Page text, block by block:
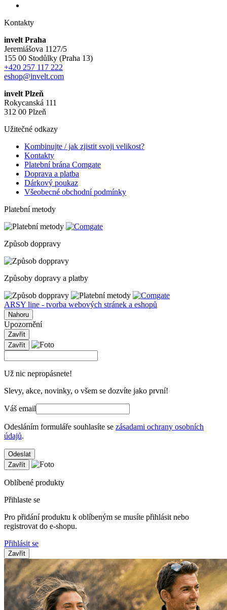
Kontakty
invelt Praha
Jeremiášova 1127/5
155 00 Stodůlky (Praha 13)
+420 257 117 222
eshop@invelt.com
invelt Plzeň
Rokycanská 111
312 00 Plzeň
Užitečné odkazy
Kombinujte / jak zjistit svoji velikost?
Kontakty
Platební brána Comgate
Doprava a platba
Dárkový poukaz
Všeobecné obchodní podmínky
Platební metody
Způsob doppravy
Způsoby dopravy a platby
ARSY line - tvorba webových stránek a eshopů
Nahoru
Upozornění
Zavřít
Zavřít
Už nic nepropásnete!
Slevy, akce, novinky, o všem se dozvíte jako první!
Váš email
Odesláním formuláře souhlasíte se zásadami ochrany osobních
údajů.
Odeslat
Zavřít
Oblíbené produkty
Přihlaste se
Pro přidání produktu k oblíbeným se musíte přihlásit nebo
registrovat do e-shopu.
Přihlásit se
Zavřít